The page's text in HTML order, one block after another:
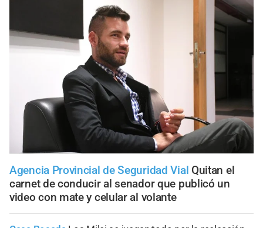
Agencia Provincial de Seguridad Vial Quitan el
carnet de conducir al senador que publicó un
video con mate y celular al volante